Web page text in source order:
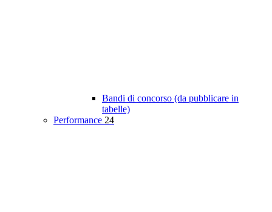
Bandi di concorso (da pubblicare in
tabelle)
Performance 24